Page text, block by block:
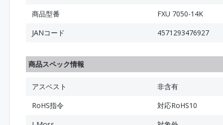
商品型番
FXU 7050-14K
JANコード
4571293476927
商品スペック情報
アスベスト
非含有
RoHS指令
対応RoHS10